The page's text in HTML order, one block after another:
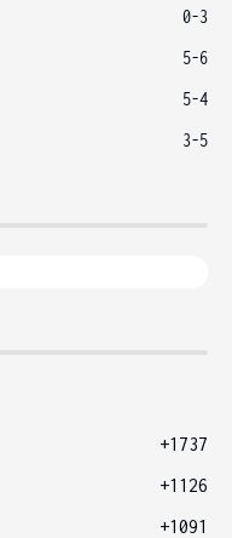
0-3
5-6
5-4
3-5
+1737
+1126
+1091